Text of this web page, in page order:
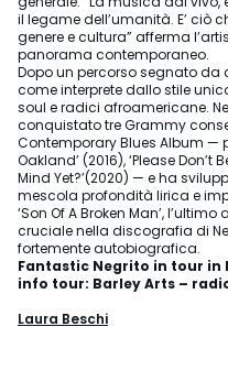
il legame dell’umanità. E’ ciò
genere e cultura” afferma
panorama contemporaneo.
Dopo un percorso segnato da
come interprete dallo stile
soul e radici afroamericane.
conquistato tre Grammy
Contemporary Blues Album —
Oakland’ (2016), ‘Please Don’t
Mind Yet?’(2020) — e ha
mescola profondità lirica e
‘Son Of A Broken Man’,
cruciale nella discografia di
fortemente autobiografica.
Fantastic Negrito in tour in
info tour: Barley Arts –
Laura Beschi